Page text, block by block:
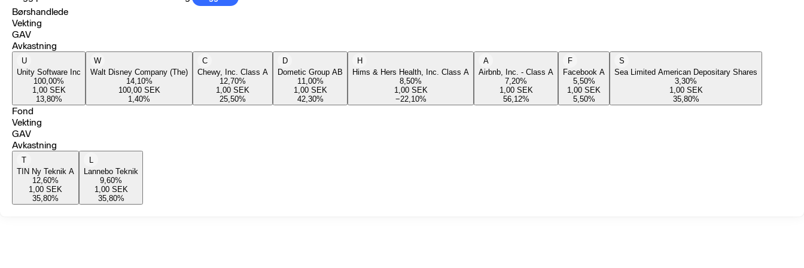
Børshandlede
Vekting
GAV
Avkastning
U
Unity Software Inc
100,00%
1,00 SEK
13,80%
W
Walt Disney Company (The)
14,10%
100,00 SEK
1,40%
C
Chewy, Inc. Class A
12,70%
1,00 SEK
25,50%
D
Dometic Group AB
11,00%
1,00 SEK
42,30%
H
Hims & Hers Health, Inc. Class A
8,50%
1,00 SEK
−22,10%
A
Airbnb, Inc. - Class A
7,20%
1,00 SEK
56,12%
F
Facebook A
5,50%
1,00 SEK
5,50%
S
Sea Limited American Depositary Shares
3,30%
1,00 SEK
35,80%
Fond
Vekting
GAV
Avkastning
T
TIN Ny Teknik A
12,60%
1,00 SEK
35,80%
L
Lannebo Teknik
9,60%
1,00 SEK
35,80%